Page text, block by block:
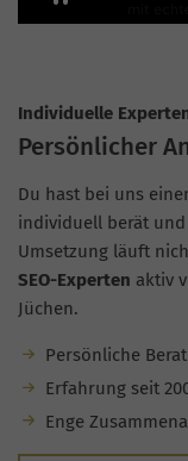
Individuelle
Persönlicher
Du hast bei uns
individuell berät
Umsetzung läuft
SEO-Experten aktiv
Jüchen.
Persönliche
Erfahrung seit
Enge